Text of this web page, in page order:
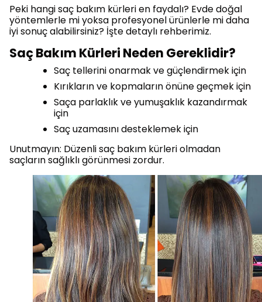
Peki hangi saç bakım kürleri en faydalı? Evde doğal
yöntemlerle mi yoksa profesyonel ürünlerle mi daha
iyi sonuç alabilirsiniz? İşte detaylı rehberimiz.
Saç Bakım Kürleri Neden Gereklidir?
Saç tellerini onarmak ve güçlendirmek için
Kırıkların ve kopmaların önüne geçmek için
Saça parlaklık ve yumuşaklık kazandırmak
için
Saç uzamasını desteklemek için
Unutmayın: Düzenli saç bakım kürleri olmadan
saçların sağlıklı görünmesi zordur.